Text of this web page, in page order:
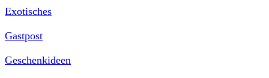
Exotisches
Gastpost
Geschenkideen